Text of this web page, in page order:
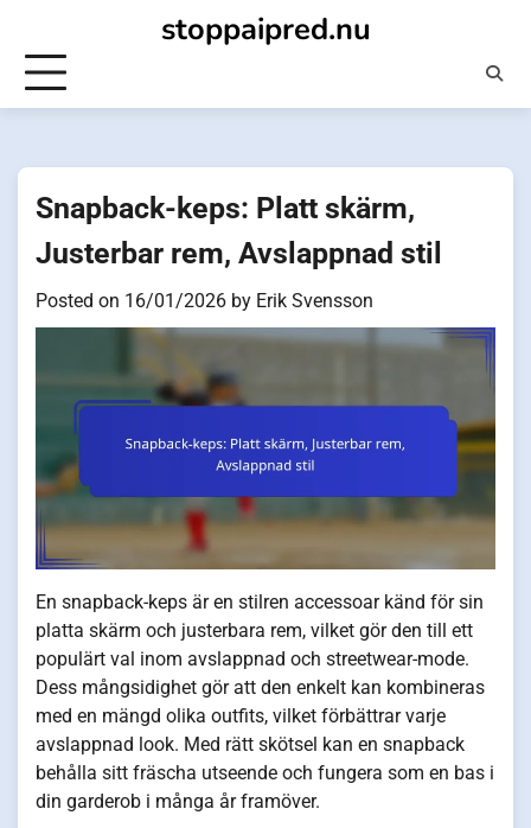
content
stoppaipred.nu
Snapback-keps: Platt skärm,
Justerbar rem, Avslappnad stil
Posted on 16/01/2026 by Erik Svensson
En snapback-keps är en stilren accessoar känd för sin
platta skärm och justerbara rem, vilket gör den till ett
populärt val inom avslappnad och streetwear-mode.
Dess mångsidighet gör att den enkelt kan kombineras
med en mängd olika outfits, vilket förbättrar varje
avslappnad look. Med rätt skötsel kan en snapback
behålla sitt fräscha utseende och fungera som en bas i
din garderob i många år framöver.